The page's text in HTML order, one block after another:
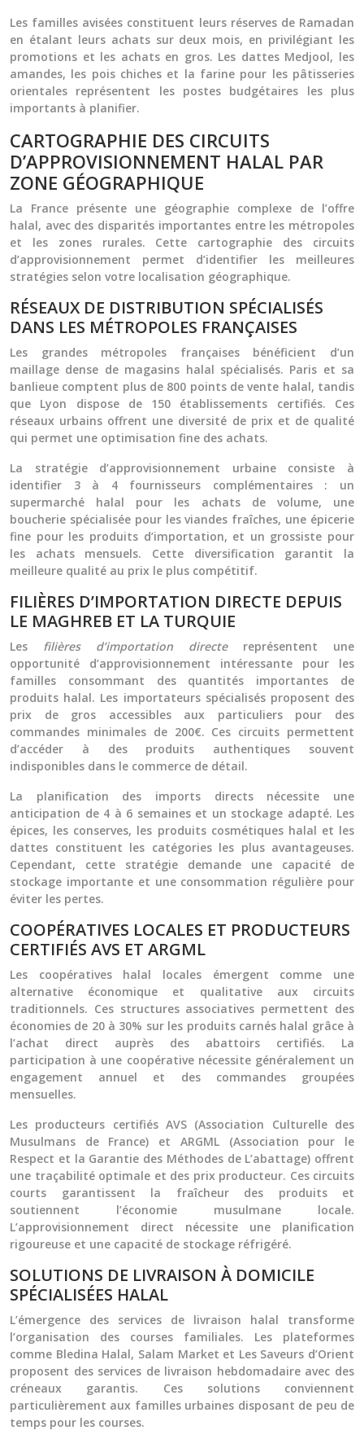
Les familles avisées constituent leurs réserves de Ramadan
en étalant leurs achats sur deux mois, en privilégiant les
promotions et les achats en gros. Les dattes Medjool, les
amandes, les pois chiches et la farine pour les pâtisseries
orientales représentent les postes budgétaires les plus
importants à planifier.
CARTOGRAPHIE DES CIRCUITS
D’APPROVISIONNEMENT HALAL PAR
ZONE GÉOGRAPHIQUE
La France présente une géographie complexe de l’offre
halal, avec des disparités importantes entre les métropoles
et les zones rurales. Cette cartographie des circuits
d’approvisionnement permet d’identifier les meilleures
stratégies selon votre localisation géographique.
RÉSEAUX DE DISTRIBUTION SPÉCIALISÉS
DANS LES MÉTROPOLES FRANÇAISES
Les grandes métropoles françaises bénéficient d’un
maillage dense de magasins halal spécialisés. Paris et sa
banlieue comptent plus de 800 points de vente halal, tandis
que Lyon dispose de 150 établissements certifiés. Ces
réseaux urbains offrent une diversité de prix et de qualité
qui permet une optimisation fine des achats.
La stratégie d’approvisionnement urbaine consiste à
identifier 3 à 4 fournisseurs complémentaires : un
supermarché halal pour les achats de volume, une
boucherie spécialisée pour les viandes fraîches, une épicerie
fine pour les produits d’importation, et un grossiste pour
les achats mensuels. Cette diversification garantit la
meilleure qualité au prix le plus compétitif.
FILIÈRES D’IMPORTATION DIRECTE DEPUIS
LE MAGHREB ET LA TURQUIE
Les filières d’importation directe représentent une
opportunité d’approvisionnement intéressante pour les
familles consommant des quantités importantes de
produits halal. Les importateurs spécialisés proposent des
prix de gros accessibles aux particuliers pour des
commandes minimales de 200€. Ces circuits permettent
d’accéder à des produits authentiques souvent
indisponibles dans le commerce de détail.
La planification des imports directs nécessite une
anticipation de 4 à 6 semaines et un stockage adapté. Les
épices, les conserves, les produits cosmétiques halal et les
dattes constituent les catégories les plus avantageuses.
Cependant, cette stratégie demande une capacité de
stockage importante et une consommation régulière pour
éviter les pertes.
COOPÉRATIVES LOCALES ET PRODUCTEURS
CERTIFIÉS AVS ET ARGML
Les coopératives halal locales émergent comme une
alternative économique et qualitative aux circuits
traditionnels. Ces structures associatives permettent des
économies de 20 à 30% sur les produits carnés halal grâce à
l’achat direct auprès des abattoirs certifiés. La
participation à une coopérative nécessite généralement un
engagement annuel et des commandes groupées
mensuelles.
Les producteurs certifiés AVS (Association Culturelle des
Musulmans de France) et ARGML (Association pour le
Respect et la Garantie des Méthodes de L’abattage) offrent
une traçabilité optimale et des prix producteur. Ces circuits
courts garantissent la fraîcheur des produits et
soutiennent l’économie musulmane locale.
L’approvisionnement direct nécessite une planification
rigoureuse et une capacité de stockage réfrigéré.
SOLUTIONS DE LIVRAISON À DOMICILE
SPÉCIALISÉES HALAL
L’émergence des services de livraison halal transforme
l’organisation des courses familiales. Les plateformes
comme Bledina Halal, Salam Market et Les Saveurs d’Orient
proposent des services de livraison hebdomadaire avec des
créneaux garantis. Ces solutions conviennent
particulièrement aux familles urbaines disposant de peu de
temps pour les courses.